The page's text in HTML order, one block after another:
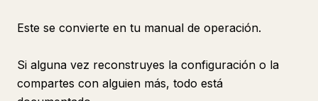
Este se convierte en tu manual de operación.
Si alguna vez reconstruyes la configuración o la
compartes con alguien más, todo está